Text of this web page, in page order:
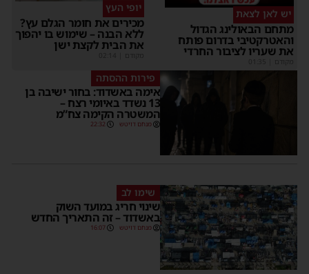
יש לאן לצאת
מתחם הבאולינג הגדול
והאטרקטיבי בדרום פותח
את שעריו לציבור החרדי
מקודם
יופי העץ
מכירים את חומר הגלם עץ?
ללא הבנה – שימוש בו יהפוך
את הבית לקצת ישן
מקודם
פירות ההסתה
אימה באשדוד: בחור ישיבה בן
13 נשדד באיומי רצח –
המשטרה הקימה צח”מ
מנחם דויטש 22:32
שימו לב
שינוי חריג במועד השוק
באשדוד – זה התאריך החדש
מנחם דויטש 16:07